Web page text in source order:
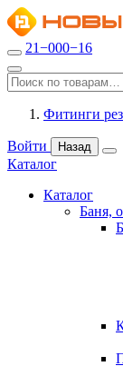
21−000−16
Фитинги
Войти Назад
Каталог
Каталог
Баня,